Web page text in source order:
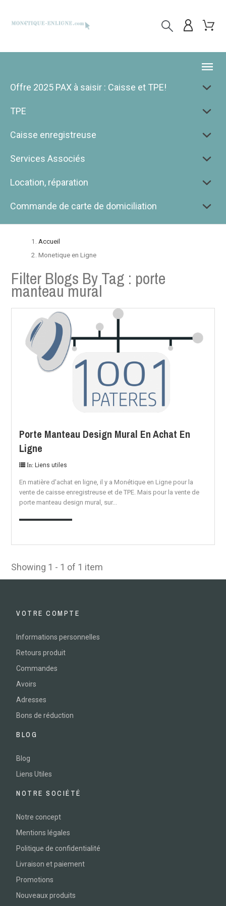
Offre 2025 PAX à saisir : Caisse et TPE!
TPE
Caisse enregistreuse
Services Associés
Location, réparation
Commande de carte de domiciliation
Accueil
Monetique en Ligne
Filter Blogs By Tag : porte
manteau mural
Porte Manteau Design Mural En Achat En
Ligne
In: Liens utiles
En matière d'achat en ligne, il y a Monétique en Ligne pour la
vente de caisse enregistreuse et de TPE. Mais pour la vente de
porte manteau design mural, sur...
EN SAVOIR PLUS
Showing 1 - 1 of 1 item
VOTRE COMPTE
Informations personnelles
Retours produit
Commandes
Avoirs
Adresses
Bons de réduction
BLOG
Blog
Liens Utiles
NOTRE SOCIÉTÉ
Notre concept
Mentions légales
Politique de confidentialité
Livraison et paiement
Promotions
Nouveaux produits